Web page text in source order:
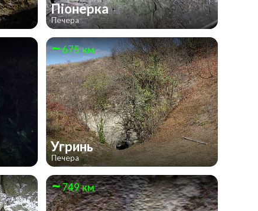
Піонерка
Печера
675 км
Угринь
Печера
749 км